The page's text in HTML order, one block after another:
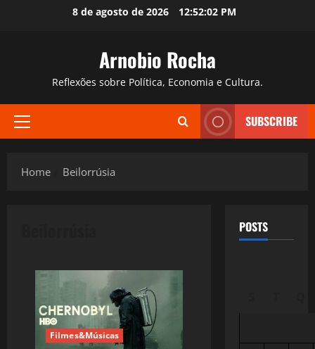
8 de agosto de 2026 12:52:03 PM
Arnobio Rocha
Reflexões sobre Política, Economia e Cultura.
Primary
SUBSCRIBE
Home Beilorrúsia
Filmes&Músicas
POSTS